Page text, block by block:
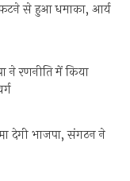
फटने से हुआ धमाका, आर्य
ने रणनीति में किया
देगी भाजपा, संगठन ने